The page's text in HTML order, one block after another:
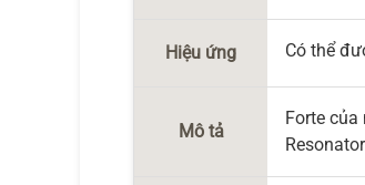
Hiệu ứng Có thể
Mô tả
Forte